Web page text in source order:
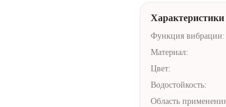
Характеристики
Функция вибрации:
Материал:
Цвет:
Водостойкость:
Область